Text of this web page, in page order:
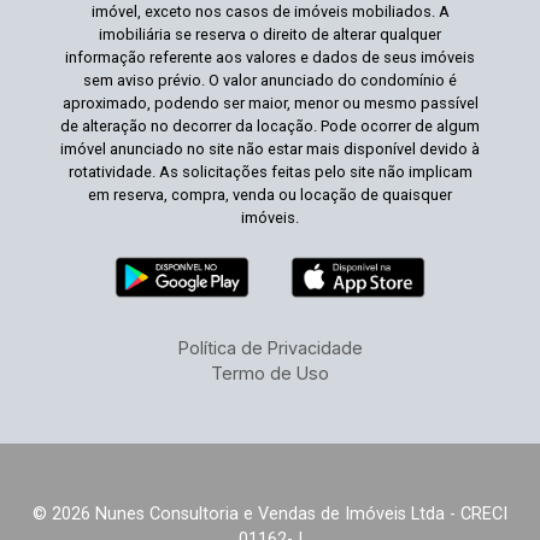
imóvel, exceto nos casos de imóveis mobiliados. A
imobiliária se reserva o direito de alterar qualquer
informação referente aos valores e dados de seus imóveis
sem aviso prévio. O valor anunciado do condomínio é
aproximado, podendo ser maior, menor ou mesmo passível
de alteração no decorrer da locação. Pode ocorrer de algum
imóvel anunciado no site não estar mais disponível devido à
rotatividade. As solicitações feitas pelo site não implicam
em reserva, compra, venda ou locação de quaisquer
imóveis.
Política de Privacidade
Termo de Uso
© 2026 Nunes Consultoria e Vendas de Imóveis Ltda - CRECI